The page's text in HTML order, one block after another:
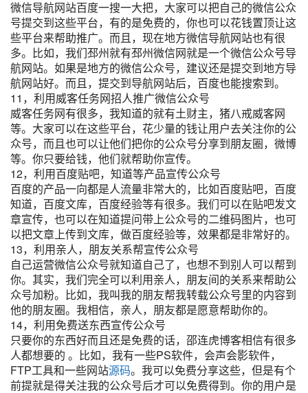
微信导航网站百度一搜一大把，大家可以把自己的微信公众
号提交到这些平台，有的是免费的，你也可以花钱置顶让这
些平台来帮助推广。而且，现在地方微信导航网站也有很
多。比如，我们邳州就有邳州微信网就是一个微信公众号导
航网站。如果是地方的微信公众号，建议还是提交到地方导
航网站好。而且，提交到导航网站后，百度也能搜索到。
11，利用威客任务网招人推广微信公众号
威客任务网有很多，我知道的就有土财主，猪八戒威客网
等。大家可以在这些平台，花少量的钱让用户去关注你的公
众号，而且也可以让他们把你的公众号分享到朋友圈，微博
等。你只要给钱，他们就帮助你宣传。
12，利用百度贴吧，知道等产品宣传公众号
百度的产品一向都是人流量非常大的，比如百度贴吧，百度
知道，百度文库，百度经验等有很多。我们可以在贴吧发文
章宣传，也可以在知道提问带上公众号的二维码图片，也可
以把文章上传到文库，做百度经验等，效果都是非常好的。
13，利用亲人，朋友关系帮宣传公众号
自己运营微信公众号就知道自己了，也想不到别人可以帮到
你。其实，我们完全可以利用亲人，朋友间的关系来帮助公
众号加粉。比如，我叫我的朋友帮我转载公众号里的内容到
他的朋友圈。我相信，亲人，朋友都是愿意帮助你的。
14，利用免费送东西宣传公众号
只要你的东西好而且还是免费的话，邵连虎博客相信有很多
人都想要的 。比如，我有一些PS软件，会声会影软件，
FTP工具和一些网站源码。我可以免费分享这些，但是有个
前提就是得关注我的公众号后才可以免费得到。你的用户是